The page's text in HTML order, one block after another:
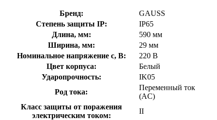
Бренд:
GAUSS
Степень защиты IP:
IP65
Длина, мм:
590 мм
Ширина, мм:
29 мм
Номинальное напряжение с, В:
220 В
Цвет корпуса:
Белый
Ударопрочность:
IK05
Род тока:
Переменный ток
(AC)
Класс защиты от поражения
электрическим током:
II